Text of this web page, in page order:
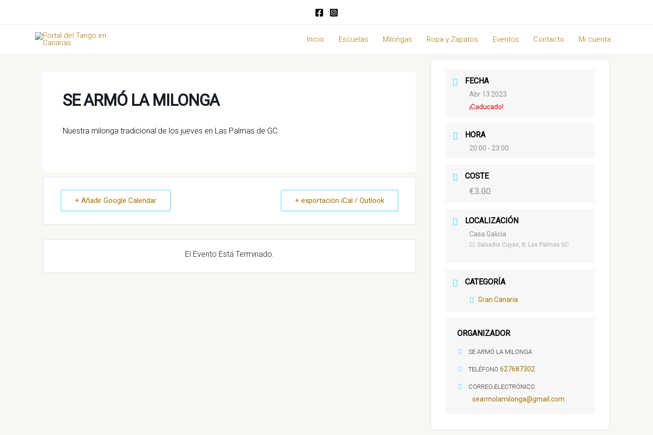
Inicio
Escuelas Milongas Ropa y Zapatos Eventos Contacto Mi cuenta
SE ARMÓ LA MILONGA
Nuestra milonga tradicional de los jueves en Las Palmas de GC.
+ Añadir Google Calendar + exportación iCal / Outlook
El Evento Está Terminado.
FECHA
Abr 13 2023
¡Caducado!
HORA
20:00 - 23:00
COSTE
€3.00
LOCALIZACIÓN
Casa Galicia
C/ Salvador Cuyas, 8, Las Palmas GC
CATEGORÍA
Gran Canaria
ORGANIZADOR
SE ARMÓ LA MILONGA
TELÉFONO 627687302
CORREO ELECTRÓNICO
searmolamilonga@gmail.com